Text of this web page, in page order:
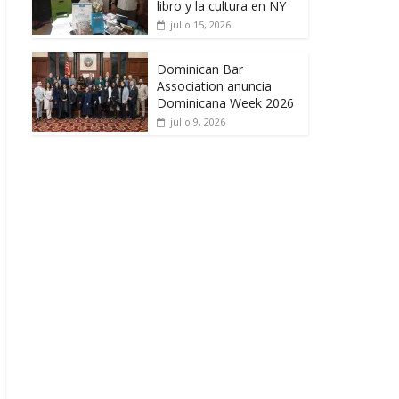
libro y la cultura en NY
julio 15, 2026
Dominican Bar
Association anuncia
Dominicana Week 2026
julio 9, 2026